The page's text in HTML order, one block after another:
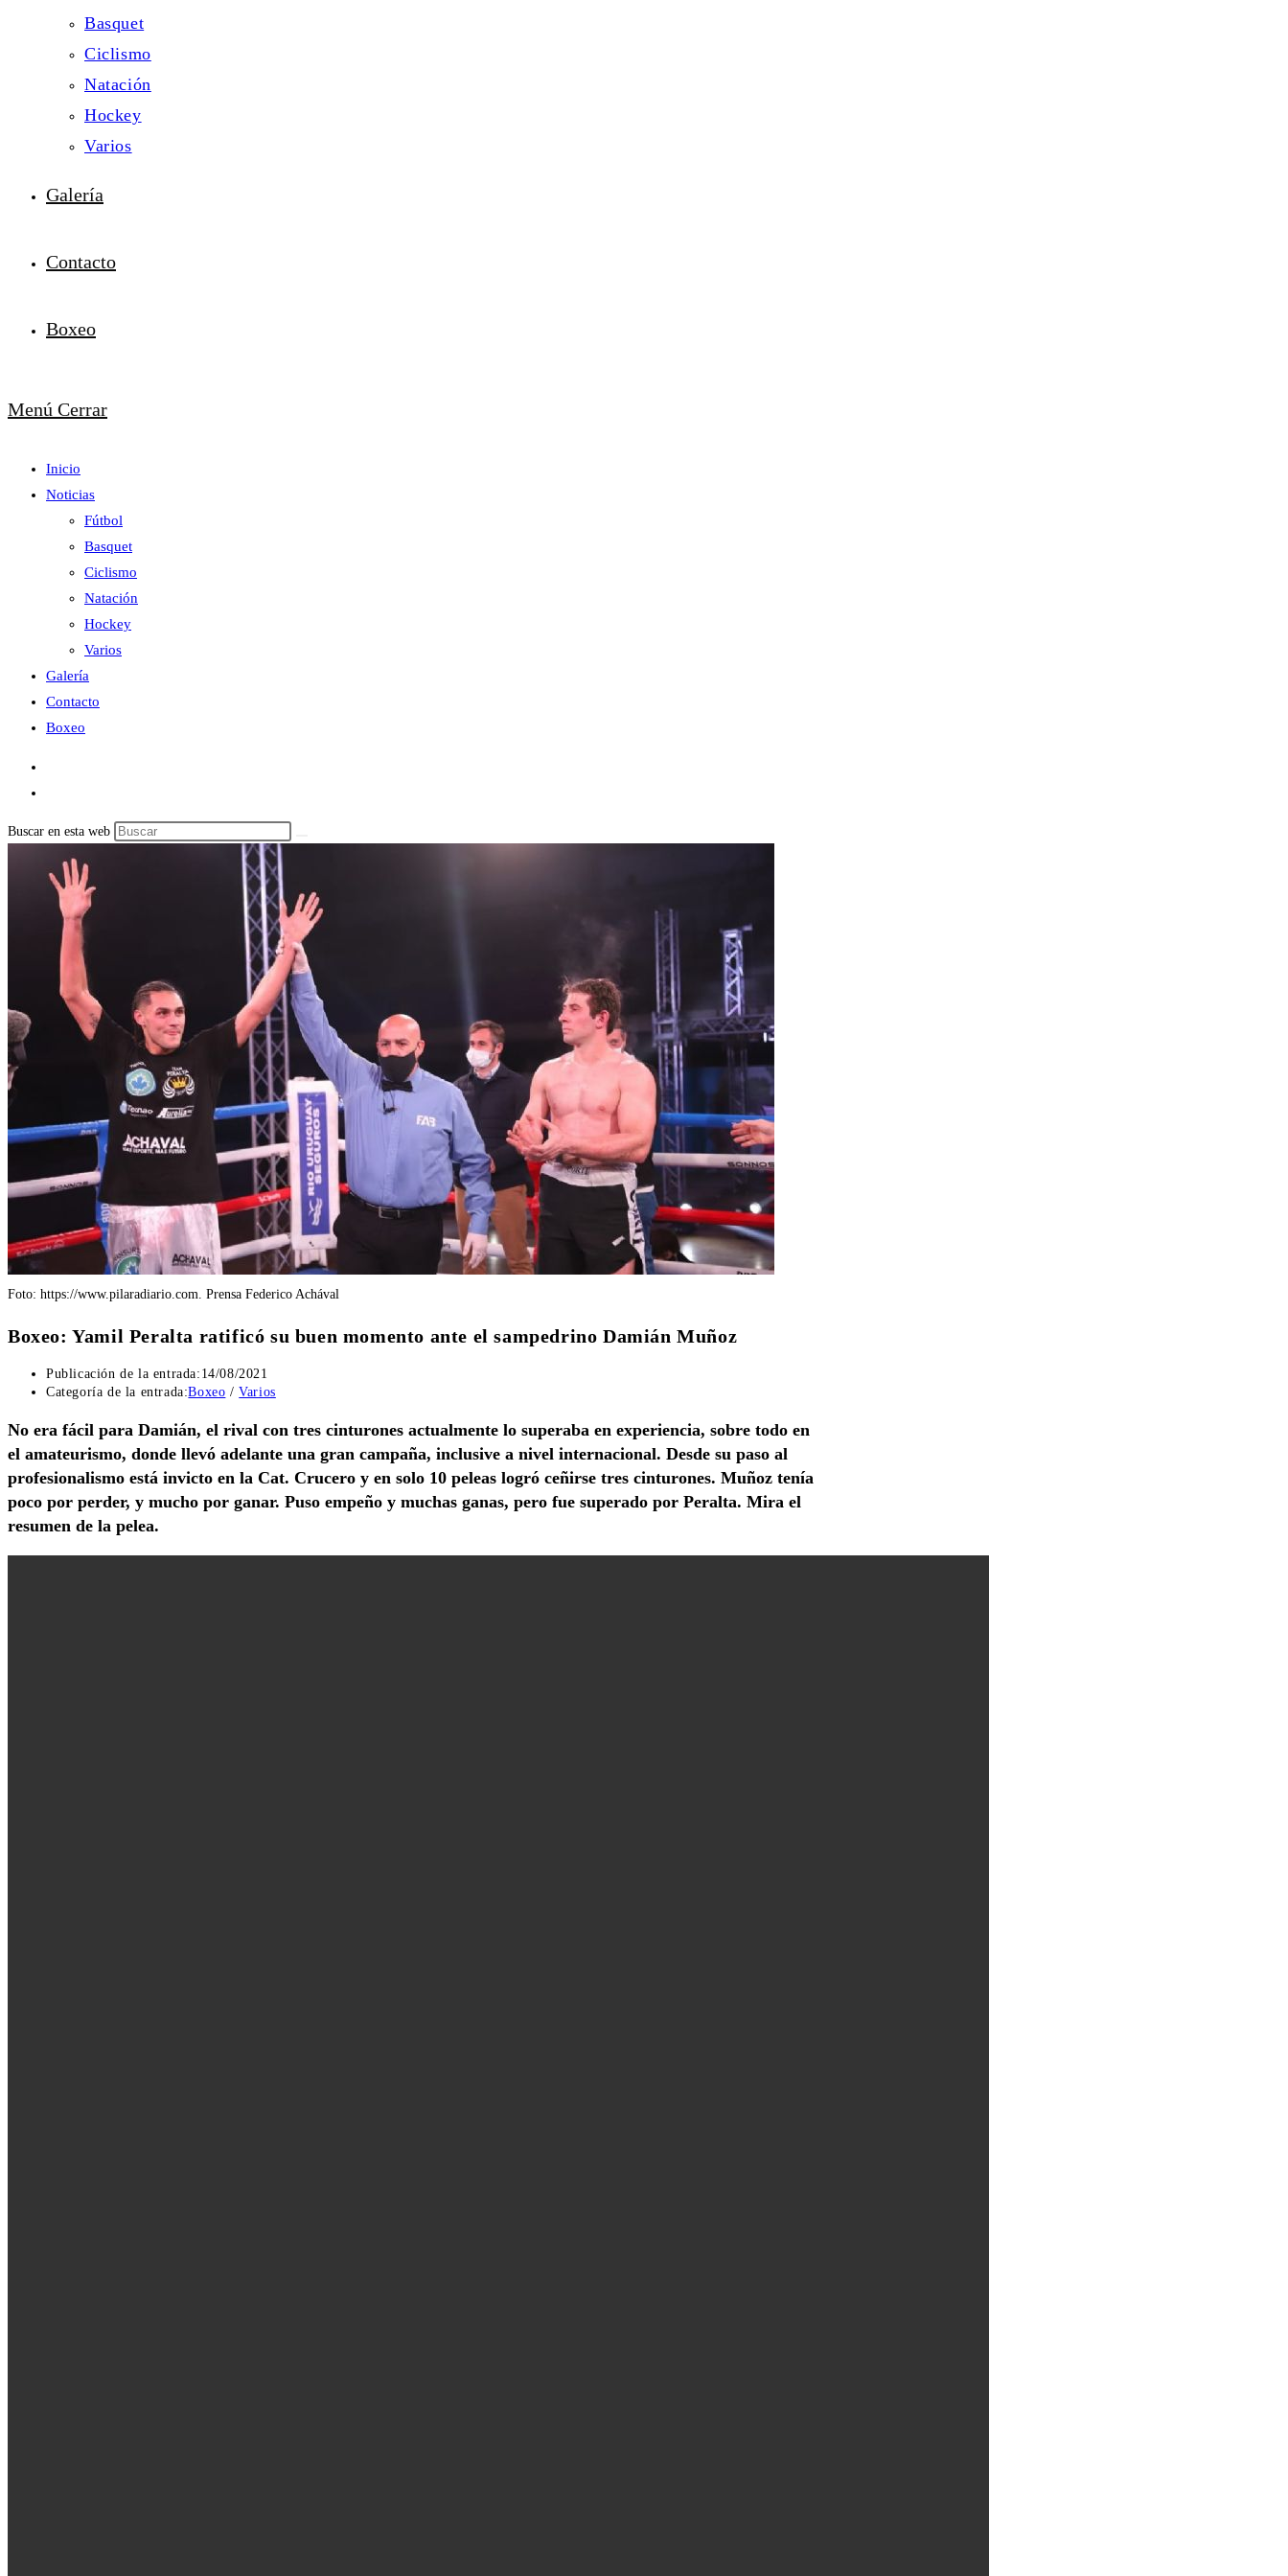
Basquet
Ciclismo
Natación
Hockey
Varios
Galería
Contacto
Boxeo
Menú Cerrar
Inicio
Noticias
Fútbol
Basquet
Ciclismo
Natación
Hockey
Varios
Galería
Contacto
Boxeo
Buscar en esta web
Foto: https://www.pilaradiario.com. Prensa Federico Achával
Boxeo: Yamil Peralta ratificó su buen momento ante el sampedrino Damián Muñoz
Publicación de la entrada: 14/08/2021
Categoría de la entrada:Boxeo / Varios
No era fácil para Damián, el rival con tres cinturones actualmente lo superaba en experiencia, sobre todo en
el amateurismo, donde llevó adelante una gran campaña, inclusive a nivel internacional. Desde su paso al
profesionalismo está invicto en la Cat. Crucero y en solo 10 peleas logró ceñirse tres cinturones. Muñoz tenía
poco por perder, y mucho por ganar. Puso empeño y muchas ganas, pero fue superado por Peralta. Mira el
resumen de la pelea.